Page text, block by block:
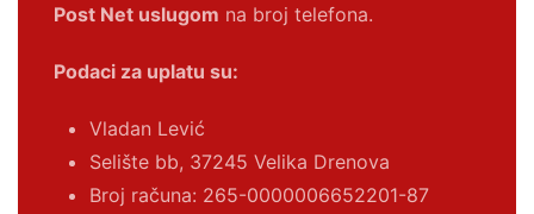
Post Net uslugom na broj telefona.
Podaci za uplatu su:
Vladan Lević
Selište bb, 37245 Velika Drenova
Broj računa: 265-0000006652201-87